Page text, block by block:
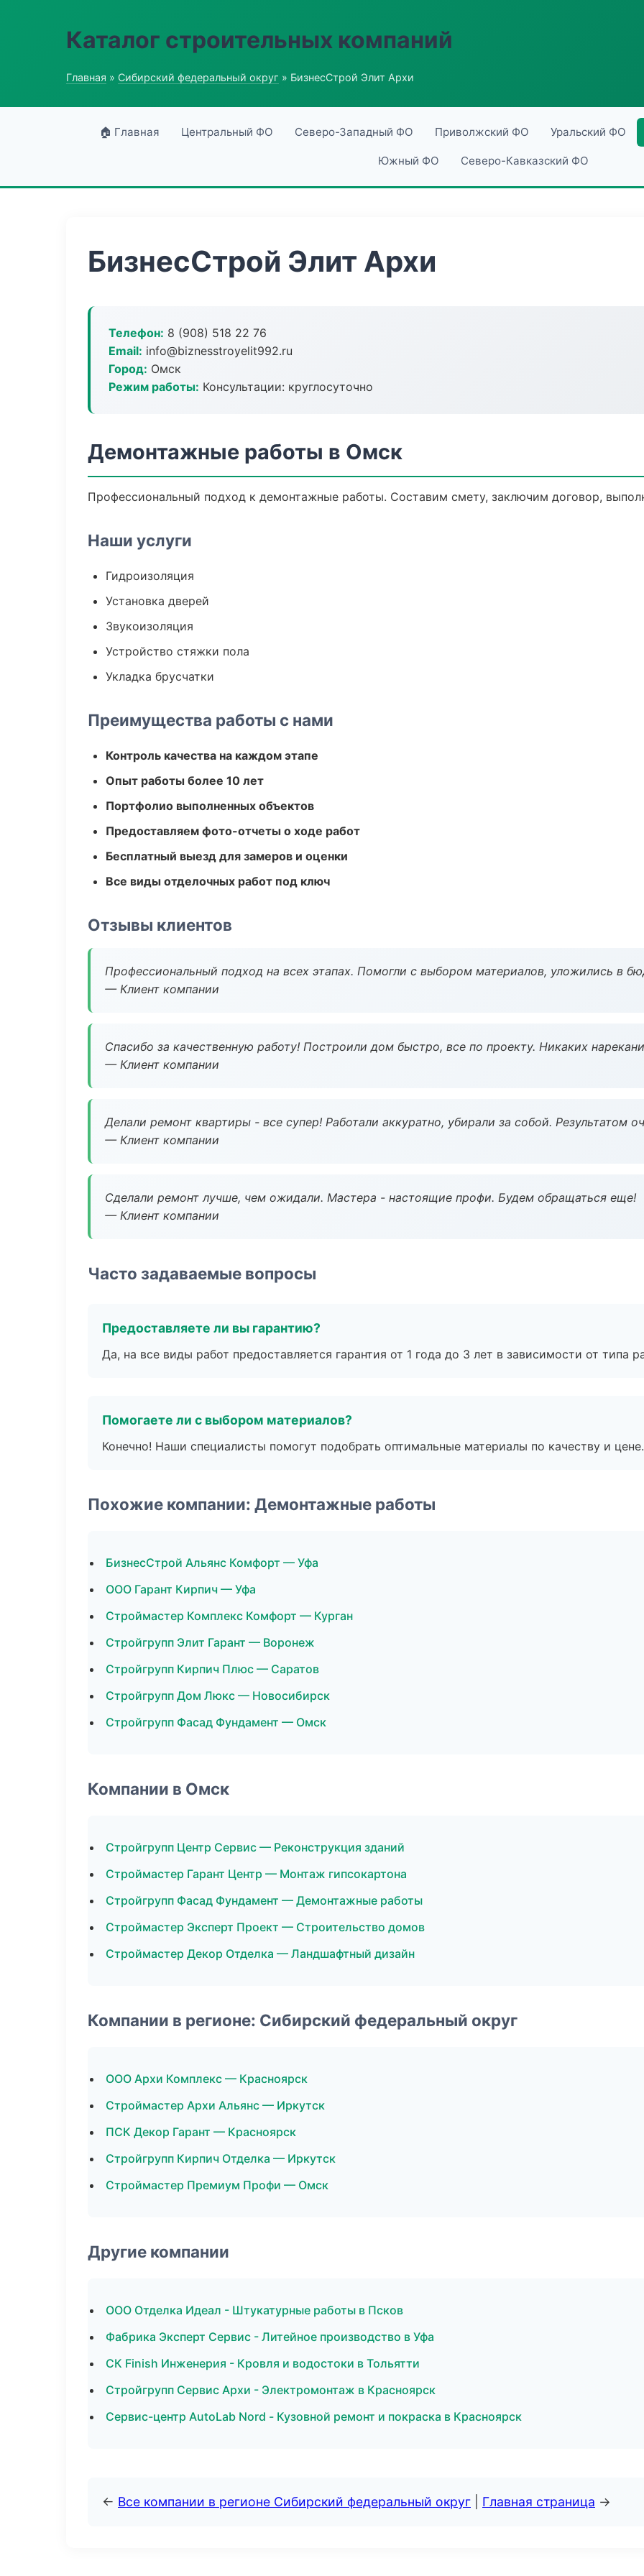
Каталог строительных компаний
Главная » Сибирский федеральный округ » БизнесСтрой Элит Архи
🏠 Главная Центральный ФО Северо-Западный ФО Приволжский ФО Уральский ФО
Южный ФО Северо-Кавказский ФО
БизнесСтрой Элит Архи
Телефон: 8 (908) 518 22 76
Email: info@biznesstroyelit992.ru
Город: Омск
Режим работы: Консультации: круглосуточно
Демонтажные работы в Омск
Профессиональный подход к демонтажные работы. Составим смету, заключим договор,
Наши услуги
Гидроизоляция
Установка дверей
Звукоизоляция
Устройство стяжки пола
Укладка брусчатки
Преимущества работы с нами
Контроль качества на каждом этапе
Опыт работы более 10 лет
Портфолио выполненных объектов
Предоставляем фото-отчеты о ходе работ
Бесплатный выезд для замеров и оценки
Все виды отделочных работ под ключ
Отзывы клиентов
Профессиональный подход на всех этапах. Помогли с выбором материалов, уложились в
— Клиент компании
Спасибо за качественную работу! Построили дом быстро, все по проекту. Никаких
— Клиент компании
Делали ремонт квартиры - все супер! Работали аккуратно, убирали за собой. Результатом
— Клиент компании
Сделали ремонт лучше, чем ожидали. Мастера - настоящие профи. Будем обращаться еще!
— Клиент компании
Часто задаваемые вопросы
Предоставляете ли вы гарантию?
Да, на все виды работ предоставляется гарантия от 1 года до 3 лет в зависимости от типа
Помогаете ли с выбором материалов?
Конечно! Наши специалисты помогут подобрать оптимальные материалы по качеству и цене.
Похожие компании: Демонтажные работы
БизнесСтрой Альянс Комфорт — Уфа
ООО Гарант Кирпич — Уфа
Строймастер Комплекс Комфорт — Курган
Стройгрупп Элит Гарант — Воронеж
Стройгрупп Кирпич Плюс — Саратов
Стройгрупп Дом Люкс — Новосибирск
Стройгрупп Фасад Фундамент — Омск
Компании в Омск
Стройгрупп Центр Сервис — Реконструкция зданий
Строймастер Гарант Центр — Монтаж гипсокартона
Стройгрупп Фасад Фундамент — Демонтажные работы
Строймастер Эксперт Проект — Строительство домов
Строймастер Декор Отделка — Ландшафтный дизайн
Компании в регионе: Сибирский федеральный округ
ООО Архи Комплекс — Красноярск
Строймастер Архи Альянс — Иркутск
ПСК Декор Гарант — Красноярск
Стройгрупп Кирпич Отделка — Иркутск
Строймастер Премиум Профи — Омск
Другие компании
ООО Отделка Идеал - Штукатурные работы в Псков
Фабрика Эксперт Сервис - Литейное производство в Уфа
СК Finish Инженерия - Кровля и водостоки в Тольятти
Стройгрупп Сервис Архи - Электромонтаж в Красноярск
Сервис-центр AutoLab Nord - Кузовной ремонт и покраска в Красноярск
← Все компании в регионе Сибирский федеральный округ Главная страница →